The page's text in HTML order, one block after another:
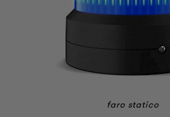
faro statico